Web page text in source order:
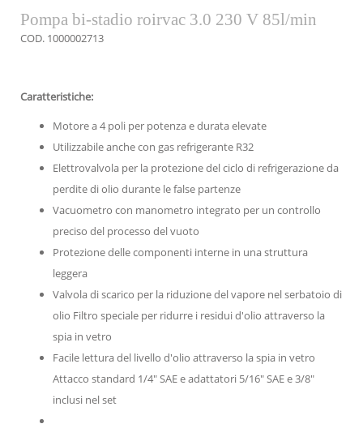
Pompa bi-stadio roirvac 3.0 230 V 85l/min
COD. 1000002713
Caratteristiche:
Motore a 4 poli per potenza e durata elevate
Utilizzabile anche con gas refrigerante R32
Elettrovalvola per la protezione del ciclo di refrigerazione da
perdite di olio durante le false partenze
Vacuometro con manometro integrato per un controllo
preciso del processo del vuoto
Protezione delle componenti interne in una struttura
leggera
Valvola di scarico per la riduzione del vapore nel serbatoio di
olio Filtro speciale per ridurre i residui d'olio attraverso la
spia in vetro
Facile lettura del livello d'olio attraverso la spia in vetro
Attacco standard 1/4" SAE e adattatori 5/16" SAE e 3/8"
inclusi nel set